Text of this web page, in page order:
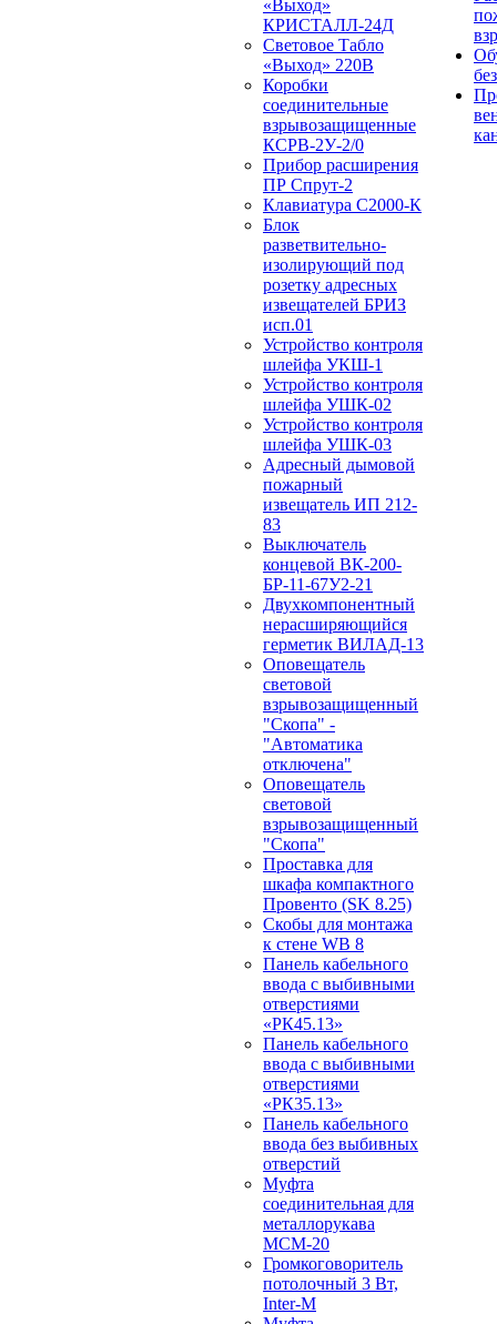
«Выход»
КРИСТАЛЛ-24Д
Световое Табло
«Выход» 220В
Коробки
соединительные
взрывозащищенные
КСРВ-2У-2/0
Прибор расширения
ПР Спрут-2
Клавиатура С2000-К
Блок
разветвительно-
изолирующий под
розетку адресных
извещателей БРИЗ
исп.01
Устройство контроля
шлейфа УКШ-1
Устройство контроля
шлейфа УШК-02
Устройство контроля
шлейфа УШК-03
Адресный дымовой
пожарный
извещатель ИП 212-
83
Выключатель
концевой ВК-200-
БР-11-67У2-21
Двухкомпонентный
нерасширяющийся
герметик ВИЛАД-13
Оповещатель
световой
взрывозащищенный
"Скопа" -
"Автоматика
отключена"
Оповещатель
световой
взрывозащищенный
"Скопа"
Проставка для
шкафа компактного
Провенто (SK 8.25)
Скобы для монтажа
к стене WB 8
Панель кабельного
ввода с выбивными
отверстиями
«РК45.13»
Панель кабельного
ввода с выбивными
отверстиями
«РК35.13»
Панель кабельного
ввода без выбивных
отверстий
Муфта
соединительная для
металлорукава
МСМ-20
Громкоговоритель
потолочный 3 Вт,
Inter-M